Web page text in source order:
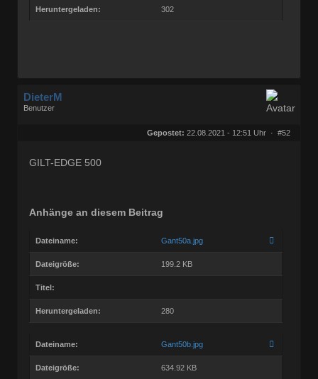
Heruntergeladen: 302
DieterM
Benutzer
Gepostet: 22.08.2021 - 12:51 Uhr · #52
GILT-EDGE 500
Anhänge an diesem Beitrag
Dateiname: Gant50a.jpg
Dateigröße: 199.2 KB
Titel:
Heruntergeladen: 280
Dateiname: Gant50b.jpg
Dateigröße: 634.92 KB